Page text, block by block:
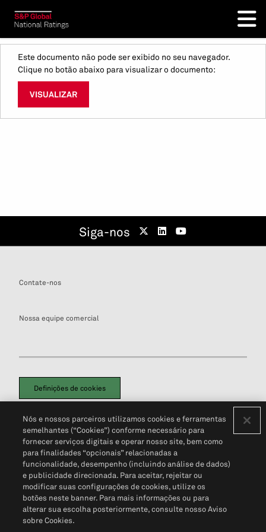
Este documento não pode ser exibido no seu navegador.
Clique no botão abaixo para visualizar o documento:
VISUALIZAR
Siga-nos
Contate-nos
Nossa equipe comercial
Definições de cookies
Política de PrivacidadePortal de privacidade do cliente (em inglês)
Não Venda Minhas Informações Pessoais© 2026 S&P Global
Nós e nossos parceiros utilizamos cookies e ferramentas
semelhantes (“Cookies”) conforme necessário para
fornecer serviços digitais e operar nosso site, bem como
para finalidades “opcionais” relacionadas a
funcionalidade, desempenho (incluindo análise de dados)
e publicidade direcionada. Para aceitar, rejeitar ou
modificar suas configurações de cookies, utilize os
botões neste banner. Para mais informações ou para
alterar sua escolha posteriormente, consulte nosso Aviso
sobre Cookies.